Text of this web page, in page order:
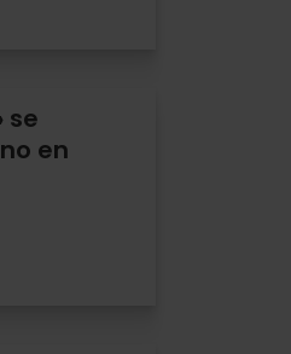
se
en